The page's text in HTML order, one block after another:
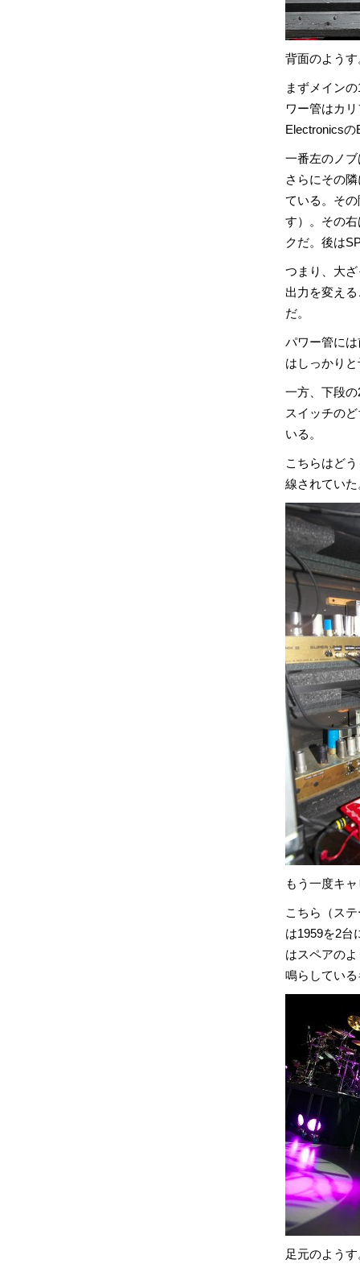
背面のようす
まずメイン
ワー管はカ
Electronics
一番左のノ
さらにその
ている。そ
す）。その
クだ。後は
つまり、大
出力を変え
だ。
パワー管に
はしっかり
一方、下段
スイッチの
いる。
こちらはど
線されていた
もう一度キ
こちら（ス
は1959を2台
はスペアの
鳴らしてい
足元のよう